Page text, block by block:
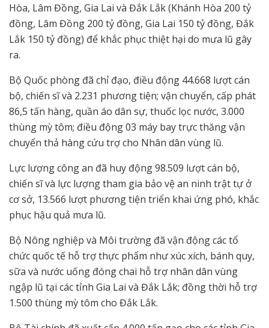
Hòa, Lâm Đồng, Gia Lai và Đắk Lắk (Khánh Hòa 200 tỷ
đồng, Lâm Đồng 200 tỷ đồng, Gia Lai 150 tỷ đồng, Đắk
Lắk 150 tỷ đồng) để khắc phục thiệt hại do mưa lũ gây
ra.
Bộ Quốc phòng đã chỉ đạo, điều động 44.668 lượt cán
bộ, chiến sĩ và 2.231 phương tiện; vận chuyển, cấp phát
86,5 tấn hàng, quần áo dân sự, thuốc lọc nước, 3.000
thùng mỳ tôm; điều động 03 máy bay trực thăng vận
chuyển thả hàng cứu trợ cho Nhân dân vùng lũ.
Lực lượng công an đã huy động 98.509 lượt cán bộ,
chiến sĩ và lực lượng tham gia bảo vệ an ninh trật tự ở
cơ sở, 13.566 lượt phương tiện triển khai ứng phó, khắc
phục hậu quả mưa lũ.
Bộ Nông nghiệp và Môi trường đã vận động các tổ
chức quốc tế hỗ trợ thực phẩm như xúc xích, bánh quy,
sữa và nước uống đóng chai hỗ trợ nhân dân vùng
ngập lũ tại các tỉnh Gia Lai và Đắk Lắk; đồng thời hỗ trợ
1.500 thùng mỳ tôm cho Đắk Lắk.